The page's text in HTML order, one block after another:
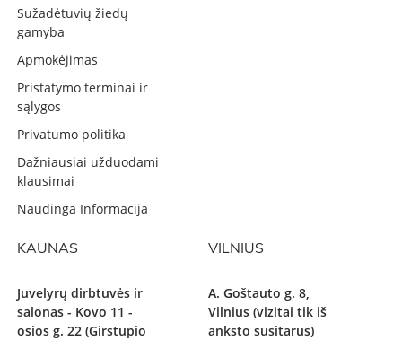
Sužadėtuvių žiedų
gamyba
Apmokėjimas
Pristatymo terminai ir
sąlygos
Privatumo politika
Dažniausiai užduodami
klausimai
Naudinga Informacija
KAUNAS
Juvelyrų dirbtuvės ir
salonas - Kovo 11 -
osios g. 22 (Girstupio
VILNIUS
A. Goštauto g. 8,
Vilnius (vizitai tik iš
anksto susitarus)